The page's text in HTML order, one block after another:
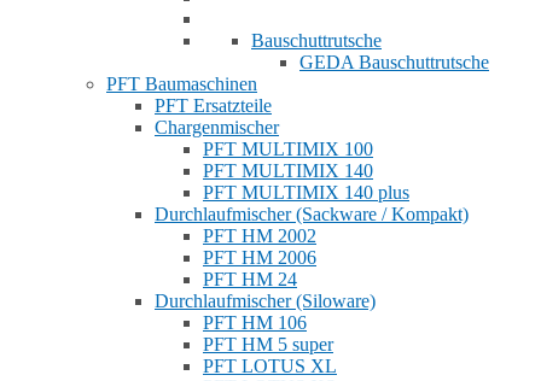
Bauschuttrutsche
GEDA Bauschuttrutsche
PFT Baumaschinen
PFT Ersatzteile
Chargenmischer
PFT MULTIMIX 100
PFT MULTIMIX 140
PFT MULTIMIX 140 plus
Durchlaufmischer (Sackware / Kompakt)
PFT HM 2002
PFT HM 2006
PFT HM 24
Durchlaufmischer (Siloware)
PFT HM 106
PFT HM 5 super
PFT LOTUS XL